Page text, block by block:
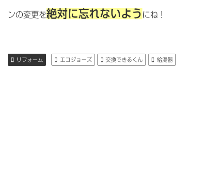
ンの変更を絶対に忘れないよう にね！
リフォーム エコジョーズ 交換できるくん 給湯器